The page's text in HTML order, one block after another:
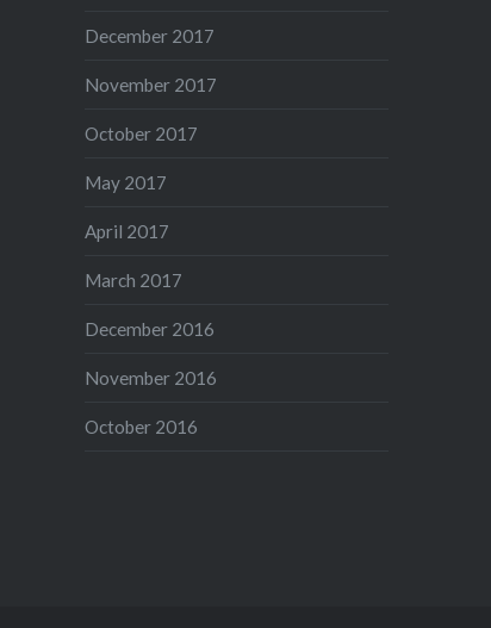
December 2017
November 2017
October 2017
May 2017
April 2017
March 2017
December 2016
November 2016
October 2016